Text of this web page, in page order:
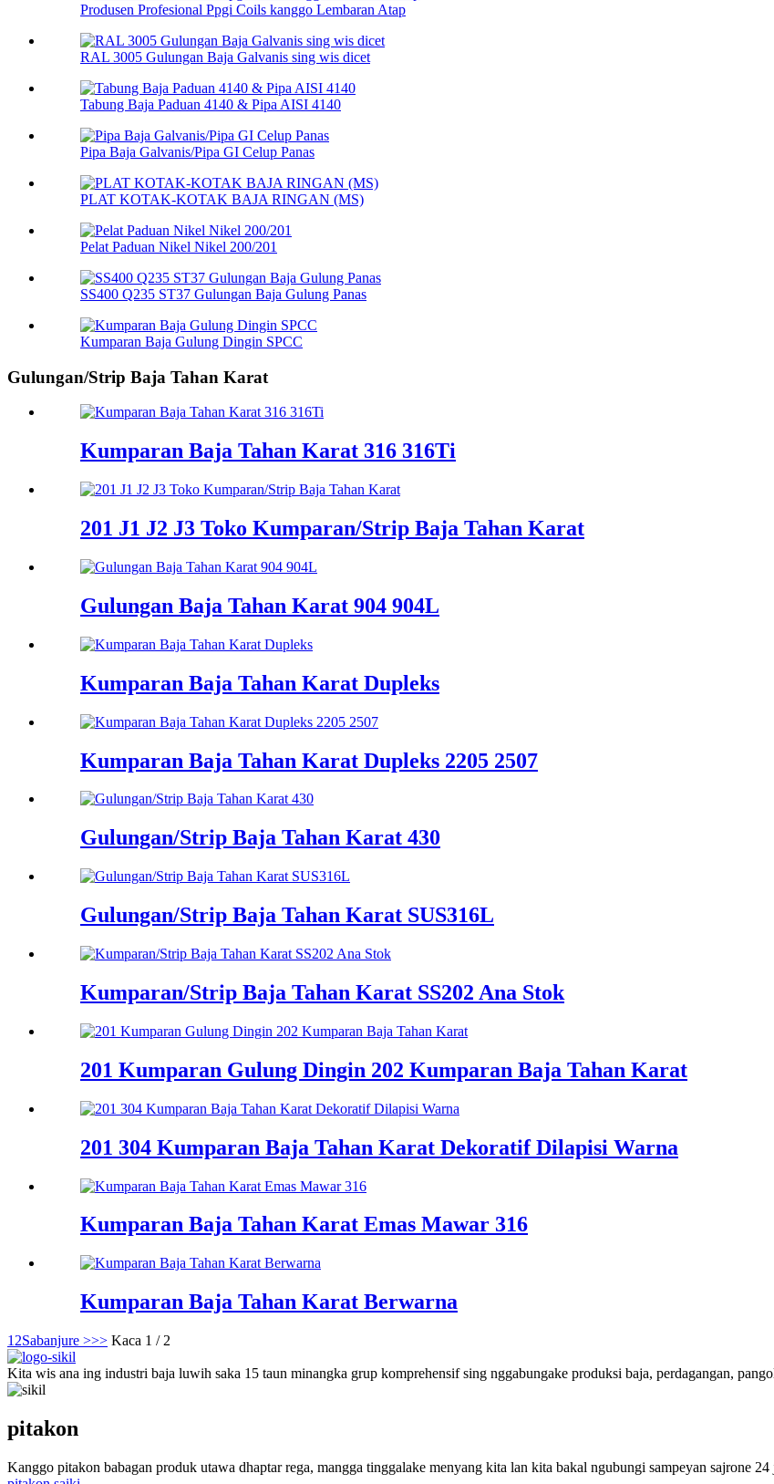
Produsen Profesional Ppgi Coils kanggo Lembaran Atap
RAL 3005 Gulungan Baja Galvanis sing wis dicet
Tabung Baja Paduan 4140 & Pipa AISI 4140
Pipa Baja Galvanis/Pipa GI Celup Panas
PLAT KOTAK-KOTAK BAJA RINGAN (MS)
Pelat Paduan Nikel Nikel 200/201
SS400 Q235 ST37 Gulungan Baja Gulung Panas
Kumparan Baja Gulung Dingin SPCC
Gulungan/Strip Baja Tahan Karat
Kumparan Baja Tahan Karat 316 316Ti
201 J1 J2 J3 Toko Kumparan/Strip Baja Tahan Karat
Gulungan Baja Tahan Karat 904 904L
Kumparan Baja Tahan Karat Dupleks
Kumparan Baja Tahan Karat Dupleks 2205 2507
Gulungan/Strip Baja Tahan Karat 430
Gulungan/Strip Baja Tahan Karat SUS316L
Kumparan/Strip Baja Tahan Karat SS202 Ana Stok
201 Kumparan Gulung Dingin 202 Kumparan Baja Tahan Karat
201 304 Kumparan Baja Tahan Karat Dekoratif Dilapisi Warna
Kumparan Baja Tahan Karat Emas Mawar 316
Kumparan Baja Tahan Karat Berwarna
1 2Sabanjure >>> Kaca 1 / 2
Kita wis ana ing industri baja luwih saka 15 taun minangka grup komprehensif sing nggabungake produksi baja, perdagangan,
pitakon
Kanggo pitakon babagan produk utawa dhaptar rega, mangga tinggalake menyang kita lan kita bakal ngubungi sampeyan sajrone 24